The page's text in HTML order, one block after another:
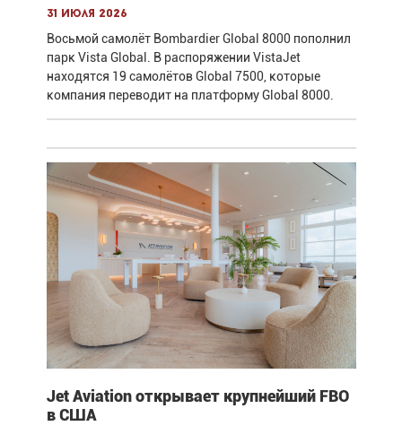
31 июля 2026
Восьмой самолёт Bombardier Global 8000 пополнил
парк Vista Global. В распоряжении VistaJet
находятся 19 самолётов Global 7500, которые
компания переводит на платформу Global 8000.
Jet Aviation открывает крупнейший FBO
в США